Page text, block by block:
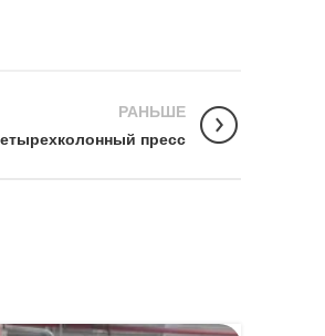
РАНЬШЕ
пресс